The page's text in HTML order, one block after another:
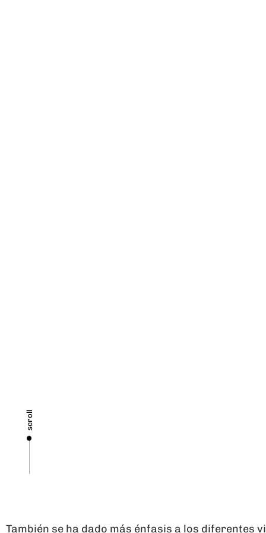
scroll
También se ha dado más énfasis a los diferentes